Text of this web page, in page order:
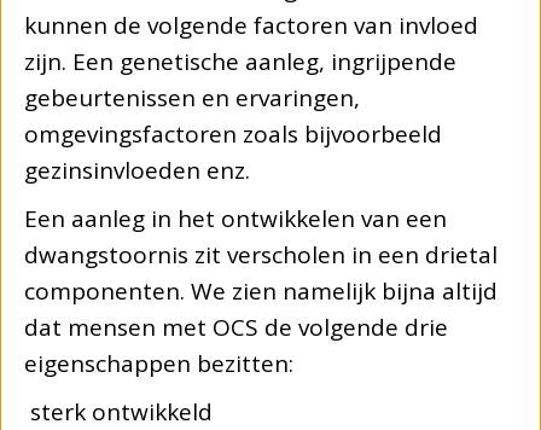
kunnen de volgende factoren van invloed
zijn. Een genetische aanleg, ingrijpende
gebeurtenissen en ervaringen,
omgevingsfactoren zoals bijvoorbeeld
gezinsinvloeden enz.
Een aanleg in het ontwikkelen van een
dwangstoornis zit verscholen in een drietal
componenten. We zien namelijk bijna altijd
dat mensen met OCS de volgende drie
eigenschappen bezitten:
sterk ontwikkeld